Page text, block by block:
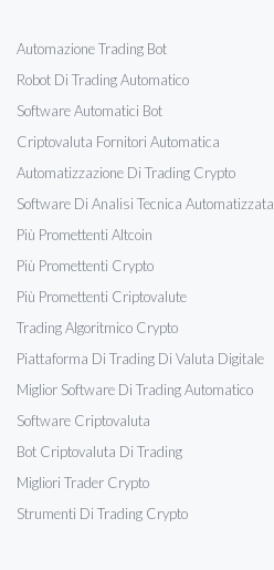
Automazione Trading Bot
Robot Di Trading Automatico
Software Automatici Bot
Criptovaluta Fornitori Automatica
Automatizzazione Di Trading Crypto
Software Di Analisi Tecnica Automatizzata
Più Promettenti Altcoin
Più Promettenti Crypto
Più Promettenti Criptovalute
Trading Algoritmico Crypto
Piattaforma Di Trading Di Valuta Digitale
Miglior Software Di Trading Automatico
Software Criptovaluta
Bot Criptovaluta Di Trading
Migliori Trader Crypto
Strumenti Di Trading Crypto